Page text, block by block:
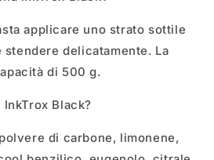
applicare uno strato sottile
delicatamente. La
di 500 g.
Black?
di carbone, limonene,